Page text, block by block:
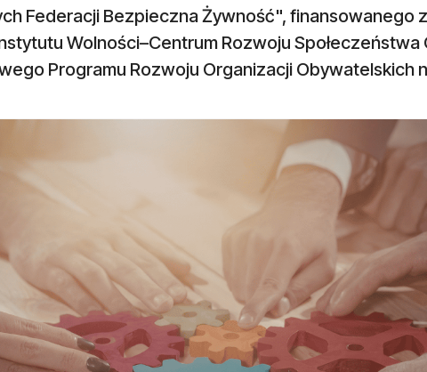
Federacji Bezpieczna Żywność", finansowanego
Wolności–Centrum Rozwoju
Programu Rozwoju Organizacji Obywatelskich